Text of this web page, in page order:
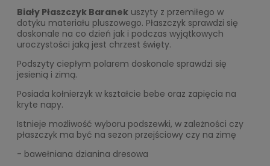
Biały Płaszczyk Baranek uszyty z przemiłego w
dotyku materiału pluszowego. Płaszczyk sprawdzi się
doskonale na co dzień jak i podczas wyjątkowych
uroczystości jaką jest chrzest święty.
Podszyty ciepłym polarem doskonale sprawdzi się
jesienią i zimą.
Posiada kołnierzyk w kształcie bebe oraz zapięcia na
kryte napy.
Istnieje możliwość wyboru podszewki, w zależności czy
płaszczyk ma być na sezon przejściowy czy na zimę
- bawełniana dzianina dresowa